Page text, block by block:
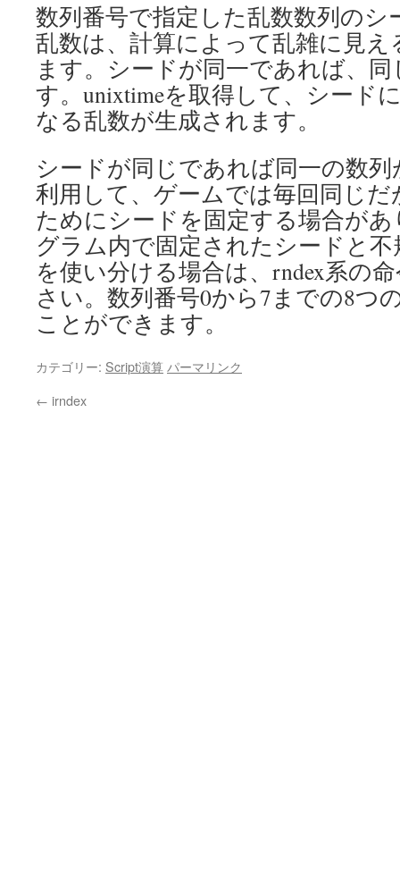
数列番号で指定した乱数数列のシ
乱数は、計算によって乱雑に見
ます。シードが同一であれば、
す。unixtimeを取得して、シード
なる乱数が生成されます。
シードが同じであれば同一の数
利用して、ゲームでは毎回同じ
ためにシードを固定する場合が
グラム内で固定されたシードと
を使い分ける場合は、rndex系の
さい。数列番号0から7までの8つ
ことができます。
カテゴリー: Script演算 パーマリンク
← irndex